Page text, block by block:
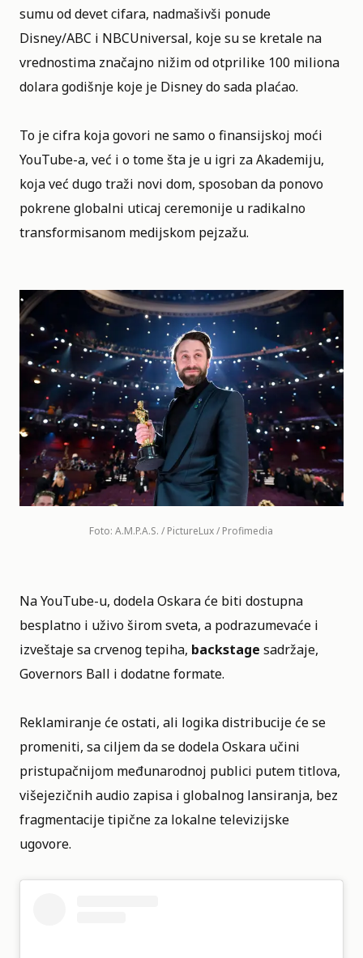
sumu od devet cifara, nadmašivši ponude
Disney/ABC i NBCUniversal, koje su se kretale na
vrednostima značajno nižim od otprilike 100 miliona
dolara godišnje koje je Disney do sada plaćao.
To je cifra koja govori ne samo o finansijskoj moći
YouTube-a, već i o tome šta je u igri za Akademiju,
koja već dugo traži novi dom, sposoban da ponovo
pokrene globalni uticaj ceremonije u radikalno
transformisanom medijskom pejzažu.
Foto: A.M.P.A.S. / PictureLux / Profimedia
Na YouTube-u, dodela Oskara će biti dostupna
besplatno i uživo širom sveta, a podrazumevaće i
izveštaje sa crvenog tepiha, backstage sadržaje,
Governors Ball i dodatne formate.
Reklamiranje će ostati, ali logika distribucije će se
promeniti, sa ciljem da se dodela Oskara učini
pristupačnijom međunarodnoj publici putem titlova,
višejezičnih audio zapisa i globalnog lansiranja, bez
fragmentacije tipične za lokalne televizijske
ugovore.